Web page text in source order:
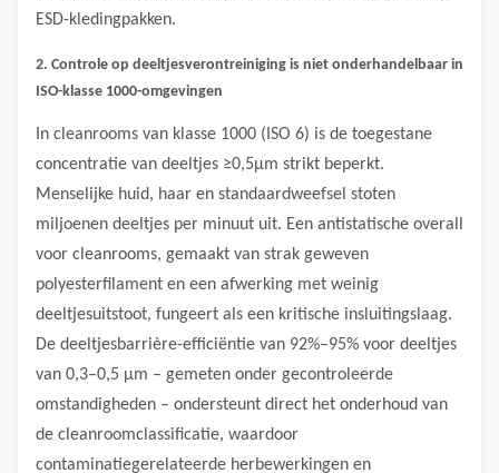
ESD-kledingpakken.
2. Controle op deeltjesverontreiniging is niet onderhandelbaar in
ISO-klasse 1000-omgevingen
In cleanrooms van klasse 1000 (ISO 6) is de toegestane
concentratie van deeltjes ≥0,5μm strikt beperkt.
Menselijke huid, haar en standaardweefsel stoten
miljoenen deeltjes per minuut uit. Een antistatische overall
voor cleanrooms, gemaakt van strak geweven
polyesterfilament en een afwerking met weinig
deeltjesuitstoot, fungeert als een kritische insluitingslaag.
De deeltjesbarrière-efficiëntie van 92%–95% voor deeltjes
van 0,3–0,5 μm – gemeten onder gecontroleerde
omstandigheden – ondersteunt direct het onderhoud van
de cleanroomclassificatie, waardoor
contaminatiegerelateerde herbewerkingen en